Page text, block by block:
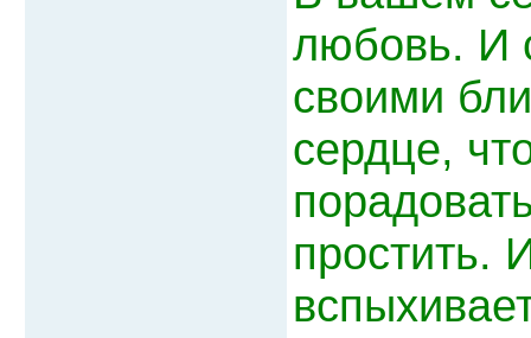
любовь. И
своими
сердце,
простить.